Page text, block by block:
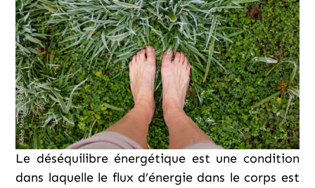
Le déséquilibre énergétique est une condition
dans laquelle le flux d’énergie dans le corps est